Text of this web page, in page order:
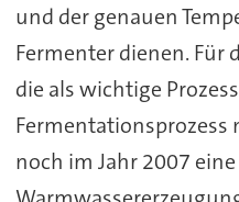
und der genauen
Fermenter dienen. Für
die als wichtige
noch im Jahr 2007